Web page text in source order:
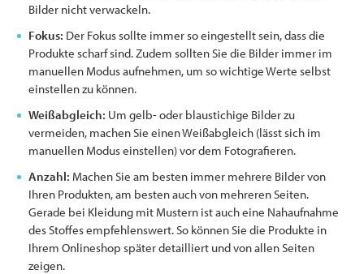
Bilder nicht verwackeln.
Fokus: Der Fokus sollte immer so eingestellt sein, dass die
Produkte scharf sind. Zudem sollten Sie die Bilder immer im
manuellen Modus aufnehmen, um so wichtige Werte selbst
einstellen zu können.
Weißabgleich: Um gelb- oder blaustichige Bilder zu
vermeiden, machen Sie einen Weißabgleich (lässt sich im
manuellen Modus einstellen) vor dem Fotografieren.
Anzahl: Machen Sie am besten immer mehrere Bilder von
Ihren Produkten, am besten auch von mehreren Seiten.
Gerade bei Kleidung mit Mustern ist auch eine Nahaufnahme
des Stoffes empfehlenswert. So können Sie die Produkte in
Ihrem Onlineshop später detailliert und von allen Seiten
zeigen.